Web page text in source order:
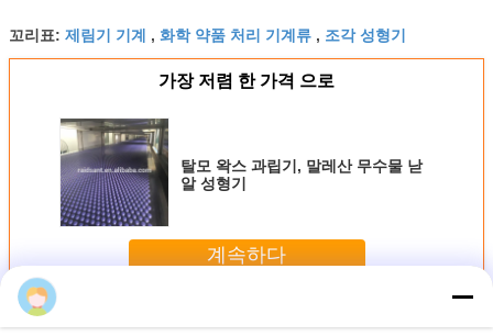
꼬리표: 제림기 기계 , 화학 약품 처리 기계류 , 조각 성형기
가장 저렴 한 가격 으로
탈모 왁스 과립기, 말레산 무수물 낟
알 성형기
계속하다
더 많은 것